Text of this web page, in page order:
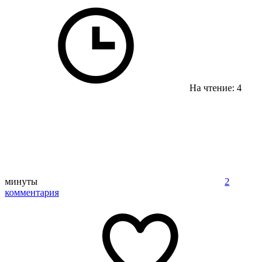
На чтение: 4
минуты
2
комментария